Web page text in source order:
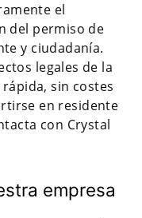
el
del permiso de
y ciudadanía.
legales de la
sin costes
en residente
con Crystal
empresa